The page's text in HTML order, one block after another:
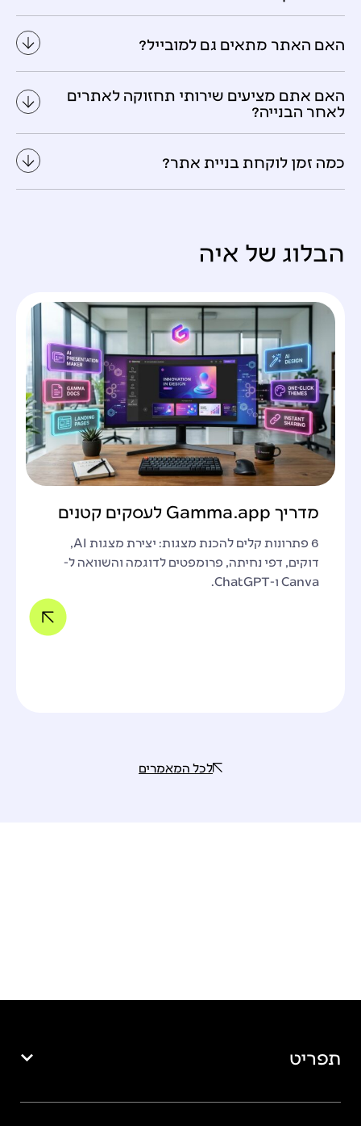
האם האתר מתאים גם למובייל?
האם אתם מציעים שירותי תחזוקה לאתרים
לאחר הבנייה?
כמה זמן לוקחת בניית אתר?
הבלוג של איה
מדריך Gamma.app לעסקים קטנים
6 פתרונות קלים להכנת מצגות: יצירת מצגות AI,
דוקים, דפי נחיתה, פרומפטים לדוגמה והשוואה ל-
Canva ו-ChatGPT.
לכל המאמרים
תפריט